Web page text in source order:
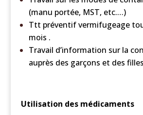
(manu portée, MST, etc.…)
Ttt préventif vermifugeage
mois .
Travail d’information sur la
auprès des garçons et des
Utilisation des médicaments